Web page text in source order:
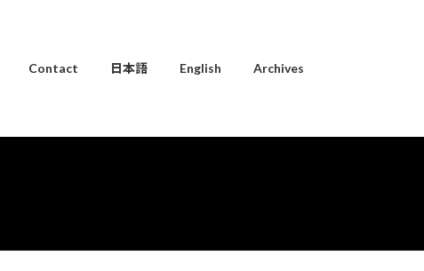
Contact 日本語 English Archives